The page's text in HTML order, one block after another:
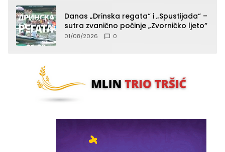
Danas „Drinska regata“ i „Spustijada“ –
sutra zvanično počinje „Zvorničko ljeto“
01/08/2026 0